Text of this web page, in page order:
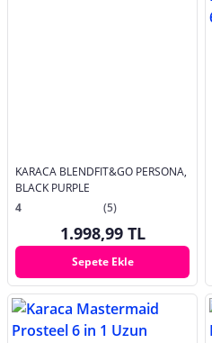
KARACA BLENDFIT&GO PERSONA,
BLACK PURPLE
4
(5)
1.998,99 TL
Sepete Ekle